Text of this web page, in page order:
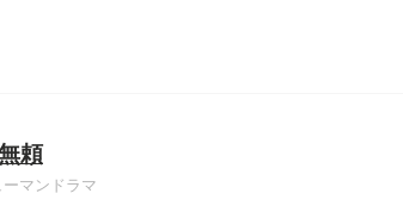
頼
ーマンドラマ